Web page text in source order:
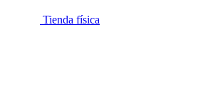
Tienda física